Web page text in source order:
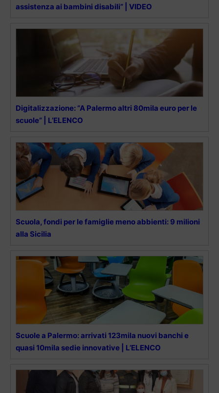
assistenza ai bambini disabili” | VIDEO
Digitalizzazione: “A Palermo altri 80mila euro per le
scuole” | L’ELENCO
Scuola, fondi per le famiglie meno abbienti: 9 milioni
alla Sicilia
Scuole a Palermo: arrivati 123mila nuovi banchi e
quasi 10mila sedie innovative | L’ELENCO